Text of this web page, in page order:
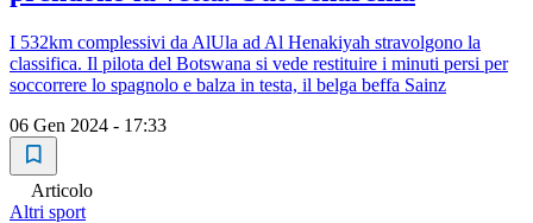
I 532km complessivi da AlUla ad Al Henakiyah stravolgono la
classifica. Il pilota del Botswana si vede restituire i minuti persi per
soccorrere lo spagnolo e balza in testa, il belga beffa Sainz
06 Gen 2024 - 17:33
Articolo
Altri sport